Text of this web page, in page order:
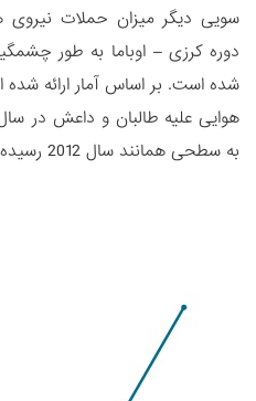
سویی دیگر میزان حملات نیروی
دوره کرزی – اوباما به طور
شده است. بر اساس آمار ارائه
به سطحی همانند سال 2012 رسیده است.